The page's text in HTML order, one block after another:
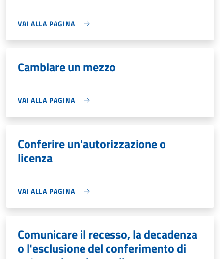
VAI ALLA PAGINA
Cambiare un mezzo
VAI ALLA PAGINA
Conferire un'autorizzazione o
licenza
VAI ALLA PAGINA
Comunicare il recesso, la decadenza
o l'esclusione del conferimento di